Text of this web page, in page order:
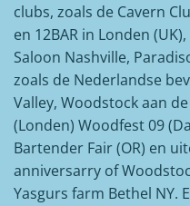
clubs, zoals de Cavern
en 12BAR in Londen
Saloon Nashville,
zoals de Nederlandse
Valley, Woodstock aan
(Londen) Woodfest 09
Bartender Fair (OR) en
anniversarry of
Yasgurs farm Bethel NY.